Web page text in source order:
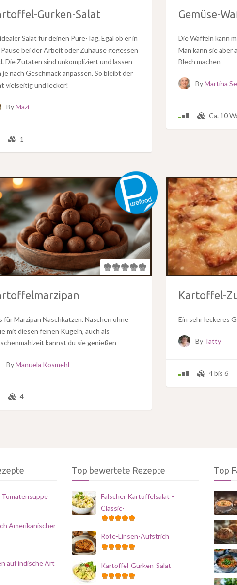
Gurken-Salat
Salat für deinen Pure-Tag. Egal ob er in
bei der Arbeit oder Zuhause gegessen
Die Zutaten sind unkompliziert und lassen
je nach Geschmack anpassen. So bleibt der
vielseitig und lecker!
ByMazi
1
Gemüse-
Die Waffeln kann
Man kann sie aber
Blech machen
ByMartina
Ca. 10
für Marzipan Naschkatzen. Naschen ohne
mit diesen feinen Kugeln, auch als
kannst du sie genießen
ByManuela Kosmehl
4
Kartoffel-
Ein sehr leckeres
By Tatty
4 bis 6
Amerikanischer
auf indische Art
Top bewertete Rezepte
Falscher Kartoffelsalat –
Classic-
Rote-Linsen-Aufstrich
Kartoffel-Gurken-Salat
Top